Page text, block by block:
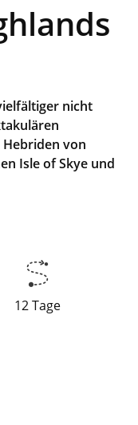
nicht
Hebriden von
Isle of Skye und
12 Tage